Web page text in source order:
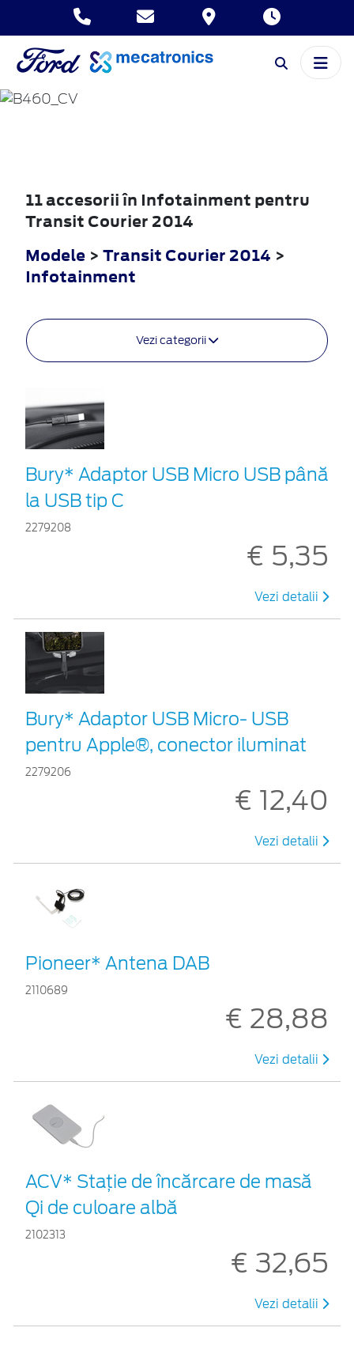
TRANSIT
COURIER
11 accesorii în Infotainment pentru
Transit Courier 2014
Modele > Transit Courier 2014 >
Infotainment
Vezi categorii
Bury* Adaptor USB Micro USB până
la USB tip C
2279208
€ 5,35
Vezi detalii
Bury* Adaptor USB Micro- USB
pentru Apple®, conector iluminat
2279206
€ 12,40
Vezi detalii
Pioneer* Antena DAB
2110689
€ 28,88
Vezi detalii
ACV* Stație de încărcare de masă
Qi de culoare albă
2102313
€ 32,65
Vezi detalii